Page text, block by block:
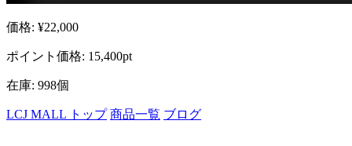
価格: ¥22,000
ポイント価格: 15,400pt
在庫: 998個
LCJ MALL トップ 商品一覧 ブログ